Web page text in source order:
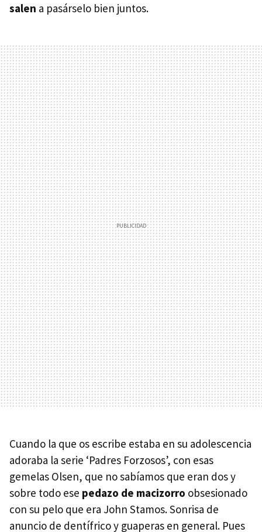
salen a pasárselo bien juntos.
Cuando la que os escribe estaba en su adolescencia
adoraba la serie ‘Padres Forzosos’, con esas
gemelas Olsen, que no sabíamos que eran dos y
sobre todo ese pedazo de macizorro obsesionado
con su pelo que era John Stamos. Sonrisa de
anuncio de dentífrico y guaperas en general. Pues